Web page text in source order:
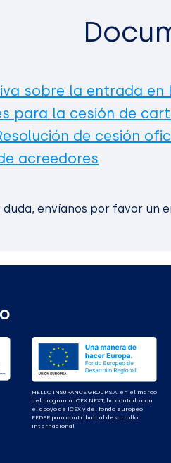
sobre la entrada en
para la cesión de
de cesión
acreedores
duda, envíanos por favor un
HELLO INSURANCE GROUP S.A. en el marco
del programa ICEX NEXT, ha contado con
el apoyo de ICEX y del fondo europeo
FEDER para contribuir al desarrollo
internacional